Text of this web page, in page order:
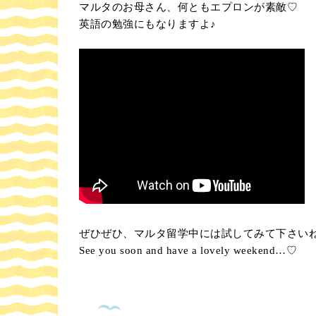
マルタのお母さん、何ともエプロンが素敵♡
英語の勉強にもなりますよ♪
ぜひぜひ、マルタ留学中には試してみて下さい
See you soon and have a lovely weekend…♡